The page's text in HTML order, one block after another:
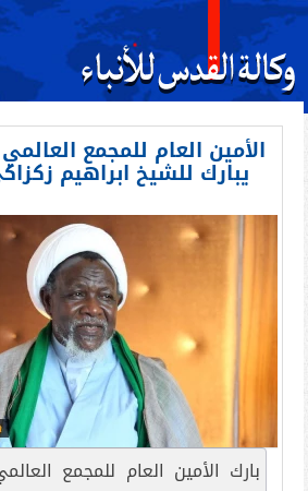
الأمين العام للمجمع
يبارك للشيخ ابراهيم
بارك الأمين العام للمجمع